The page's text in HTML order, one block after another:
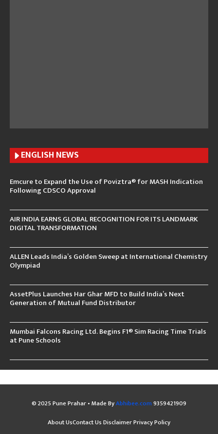
ENGLISH NEWS
Emcure to Expand the Use of Poviztra® for MASH Indication
Following CDSCO Approval
AIR INDIA EARNS GLOBAL RECOGNITION FOR ITS LANDMARK
DIGITAL TRANSFORMATION
ALLEN Leads India’s Golden Sweep at International Chemistry
Olympiad
AssetPlus Launches Har Ghar MFD to Build India’s Next
Generation of Mutual Fund Distributor
Mumbai Falcons Racing Ltd. Begins F1® Sim Racing Time Trials
at Pune Schools
© 2025 Pune Prahar • Made ByAbhibee.com9359421909
About UsContact UsDisclaimerPrivacy Policy